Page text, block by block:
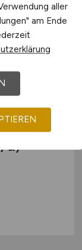
d)
aller
am Ende